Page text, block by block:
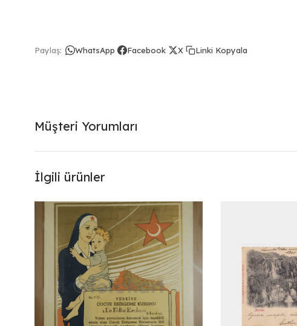
Paylaş: WhatsApp Facebook X Linki Kopyala
Müşteri Yorumları
İlgili ürünler